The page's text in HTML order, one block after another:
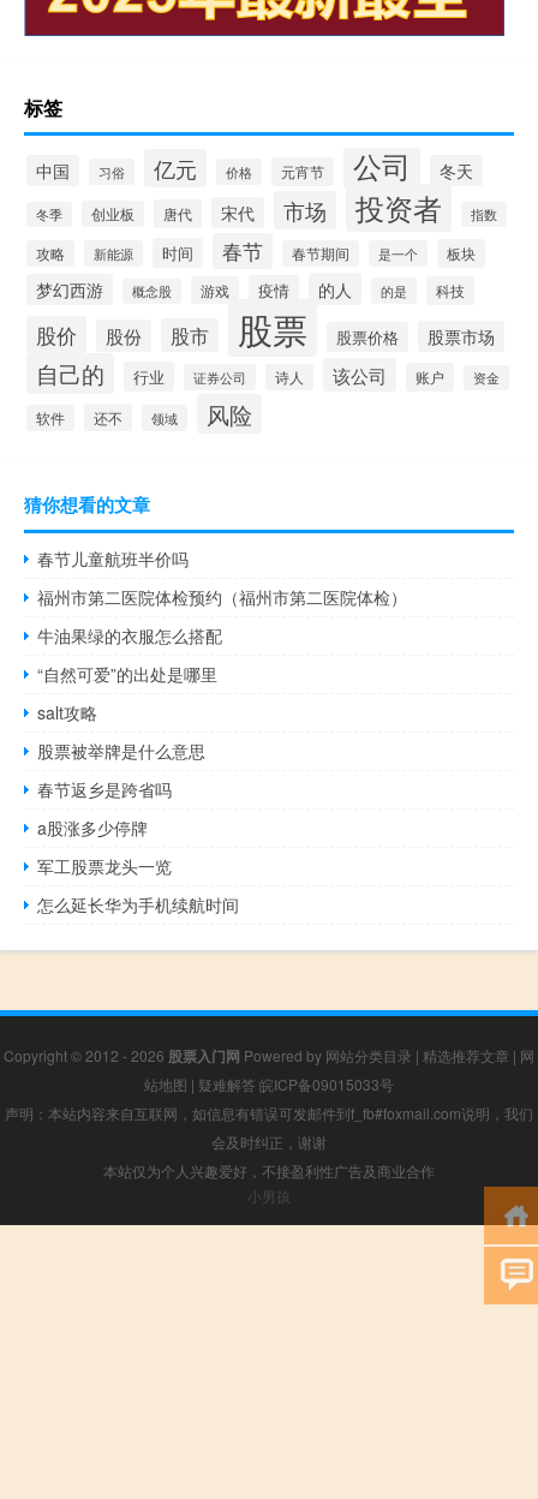
标签
中国 习俗 亿元 价格 元宵节 公司 冬天
冬季 创业板 唐代 宋代 市场 投资者 指数
攻略 新能源 时间 春节 春节期间 是一个 板块
梦幻西游 概念股 游戏 疫情 的人 的是 科技
股价 股份 股市 股票 股票价格 股票市场
自己的 行业 证券公司 诗人 该公司 账户 资金
软件 还不 领域 风险
猜你想看的文章
春节儿童航班半价吗
福州市第二医院体检预约（福州市第二医院体检）
牛油果绿的衣服怎么搭配
“自然可爱”的出处是哪里
salt攻略
股票被举牌是什么意思
春节返乡是跨省吗
a股涨多少停牌
军工股票龙头一览
怎么延长华为手机续航时间
Copyright © 2012 - 2026 股票入门网 Powered by 网站分类目录 | 精选推荐文章 | 网
站地图 | 疑难解答 皖ICP备09015033号
声明：本站内容来自互联网，如信息有错误可发邮件到f_fb#foxmail.com说明，我们
会及时纠正，谢谢
本站仅为个人兴趣爱好，不接盈利性广告及商业合作
小男孩